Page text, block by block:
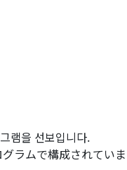
램을 선보입니다.
ラムで構成されていま